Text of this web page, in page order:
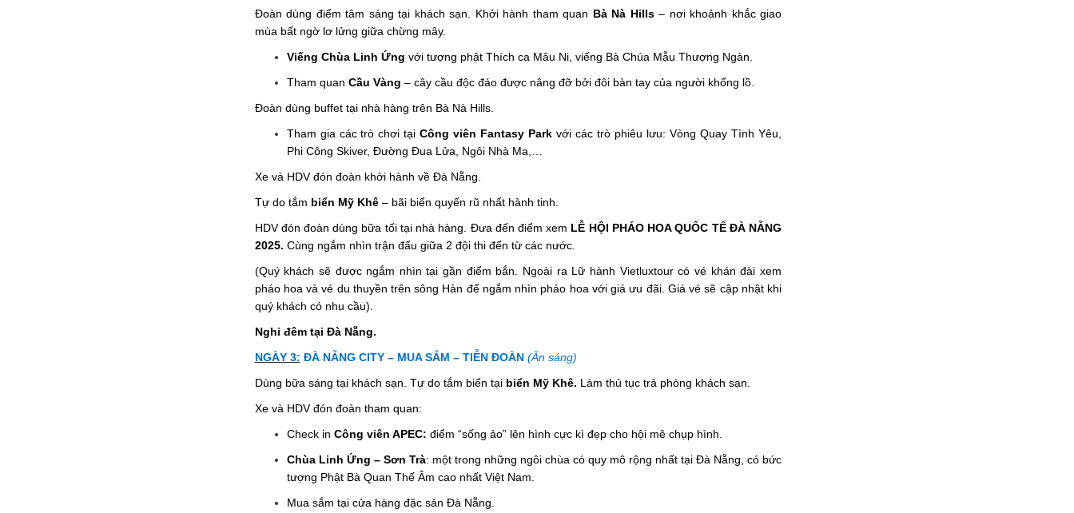
Đoàn dùng điểm tâm sáng tại khách sạn. Khởi hành tham quan Bà Nà Hills– nơi khoảnh khắc giao
mùa bất ngờ lơ lửng giữa chừng mây.
Viếng Chùa Linh Ứng với tượng phật Thích ca Mâu Ni, viếng Bà Chúa Mẫu Thượng Ngàn.
Tham quan Cầu Vàng – cây cầu độc đáo được nâng đỡ bởi đôi bàn tay của người khổng lồ.
Đoàn dùng buffet tại nhà hàng trên Bà Nà Hills.
Tham gia các trò chơi tạiCông viên Fantasy Park với các trò phiêu lưu: Vòng Quay Tình Yêu,
Phi Công Skiver, Đường Đua Lửa, Ngôi Nhà Ma,…
Xe và HDV đón đoàn khởi hành về Đà Nẵng.
Tự do tắm biển Mỹ Khê– bãi biển quyến rũ nhất hành tinh.
HDV đón đoàn dùng bữa tối tại nhà hàng. Đưa đến điểm xem LỄ HỘI PHÁO HOA QUỐC TẾ ĐÀ NẴNG
2025. Cùng ngắm nhìn trận đấu giữa 2 đội thi đến từ các nước.
(Quý khách sẽ được ngắm nhìn tại gần điểm bắn. Ngoài ra Lữ hành Vietluxtour có vé khán đài xem
pháo hoa và vé du thuyền trên sông Hàn để ngắm nhìn pháo hoa với giá ưu đãi. Giá vé sẽ cập nhật khi
quý khách có nhu cầu).
Nghỉ đêm tại Đà Nẵng.
NGÀY 3: ĐÀ NẴNG CITY – MUA SẮM – TIỄN ĐOÀN (Ăn sáng)
Dùng bữa sáng tại khách sạn. Tự do tắm biển tại biển Mỹ Khê. Làm thủ tục trả phòng khách sạn.
Xe và HDV đón đoàn tham quan:
Check in Công viên APEC: điểm “sống ảo” lên hình cực kì đẹp cho hội mê chụp hình.
Chùa Linh Ứng – Sơn Trà: một trong những ngôi chùa có quy mô rộng nhất tại Đà Nẵng, có bức
tượng Phật Bà Quan Thế Âm cao nhất Việt Nam.
Mua sắm tại cửa hàng đặc sản Đà Nẵng.